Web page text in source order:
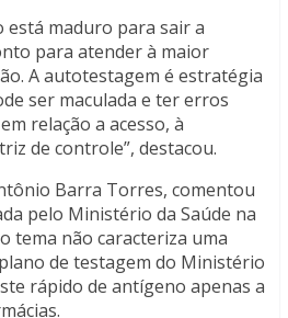
maduro para sair a
para atender à maior
A autotestagem é estratégia
ser maculada e ter erros
relação a acesso, à
de controle”, destacou.
Barra Torres, comentou
pelo Ministério da Saúde na
tema não caracteriza uma
de testagem do Ministério
rápido de antígeno apenas a